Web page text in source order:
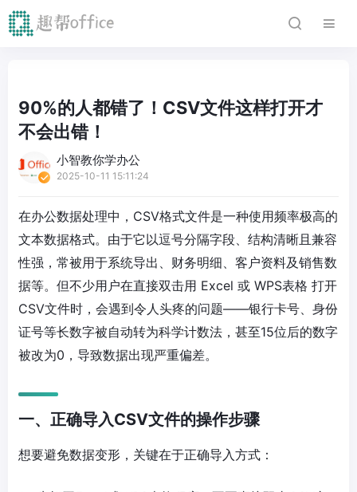
90%的人都错了！CSV文件这样打开才
不会出错！
小智教你学办公
2025-10-11 15:11:24
在办公数据处理中，CSV格式文件是一种使用频率极高的
文本数据格式。由于它以逗号分隔字段、结构清晰且兼容
性强，常被用于系统导出、财务明细、客户资料及销售数
据等。但不少用户在直接双击用 Excel 或 WPS表格 打开
CSV文件时，会遇到令人头疼的问题——银行卡号、身份
证号等长数字被自动转为科学计数法，甚至15位后的数字
被改为0，导致数据出现严重偏差。
一、正确导入CSV文件的操作步骤
想要避免数据变形，关键在于正确导入方式：